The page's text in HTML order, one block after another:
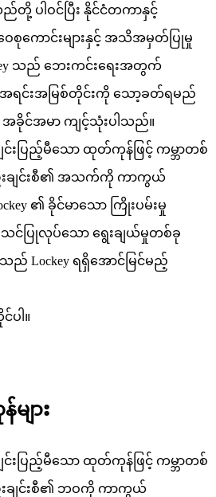
သည်တို့ ပါဝင်ပြီး နိုင်ငံတကာနှင့်
စုကောင်းများနှင့် အသိအမှတ်ပြုမှု
သည် ဘေးကင်းရေးအတွက်
အရင်းအမြစ်တိုင်းကို သော့ခတ်ရမည်
ခိုင်အမာ ကျင့်သုံးပါသည်။
းပြည့်မီသော ထုတ်ကုန်ဖြင့် ကမ္ဘာတစ်
းချင်းစီ၏ အသက်ကို ကာကွယ်
၏ ခိုင်မာသော ကြိုးပမ်းမှု
သင်ပြုလုပ်သော ရွေးချယ်မှုတစ်ခု
ည် Lockey ရရှိအောင်မြင်မည့်
ပါ။
ျား
းပြည့်မီသော ထုတ်ကုန်ဖြင့် ကမ္ဘာတစ်
ချင်းစီ၏ ဘဝကို ကာကွယ်